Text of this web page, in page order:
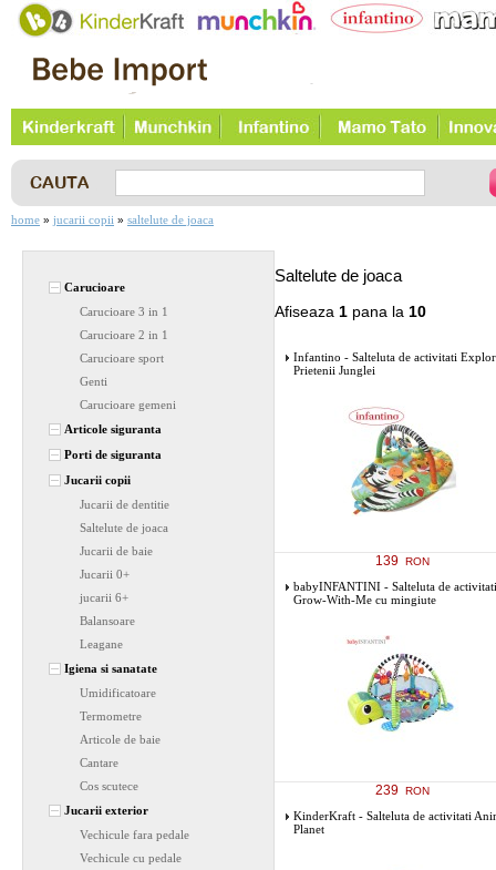
home » jucarii copii » saltelute de joaca
Carucioare
Carucioare 3 in 1
Carucioare 2 in 1
Carucioare sport
Genti
Carucioare gemeni
Articole siguranta
Porti de siguranta
Jucarii copii
Jucarii de dentitie
Saltelute de joaca
Jucarii de baie
Jucarii 0+
jucarii 6+
Balansoare
Leagane
Igiena si sanatate
Umidificatoare
Termometre
Articole de baie
Cantare
Cos scutece
Jucarii exterior
Vechicule fara pedale
Vechicule cu pedale
Saltelute de joaca
Afiseaza 1 pana la 10
Infantino - Salteluta de activitati
Prietenii Junglei
139 RON
babyINFANTINI - Salteluta de activitati
Grow-With-Me cu mingiute
239 RON
KinderKraft - Salteluta de activitati
Planet